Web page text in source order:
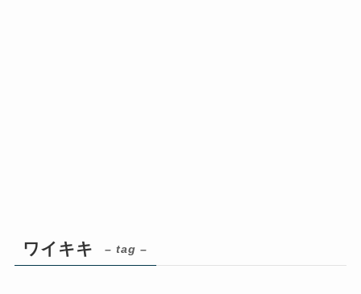
ワイキキ – tag –